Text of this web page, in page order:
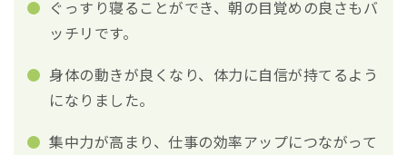
ぐっすり寝ることができ、朝の目覚めの良さもバ
ッチリです。
身体の動きが良くなり、体力に自信が持てるよう
になりました。
集中力が高まり、仕事の効率アップにつながって